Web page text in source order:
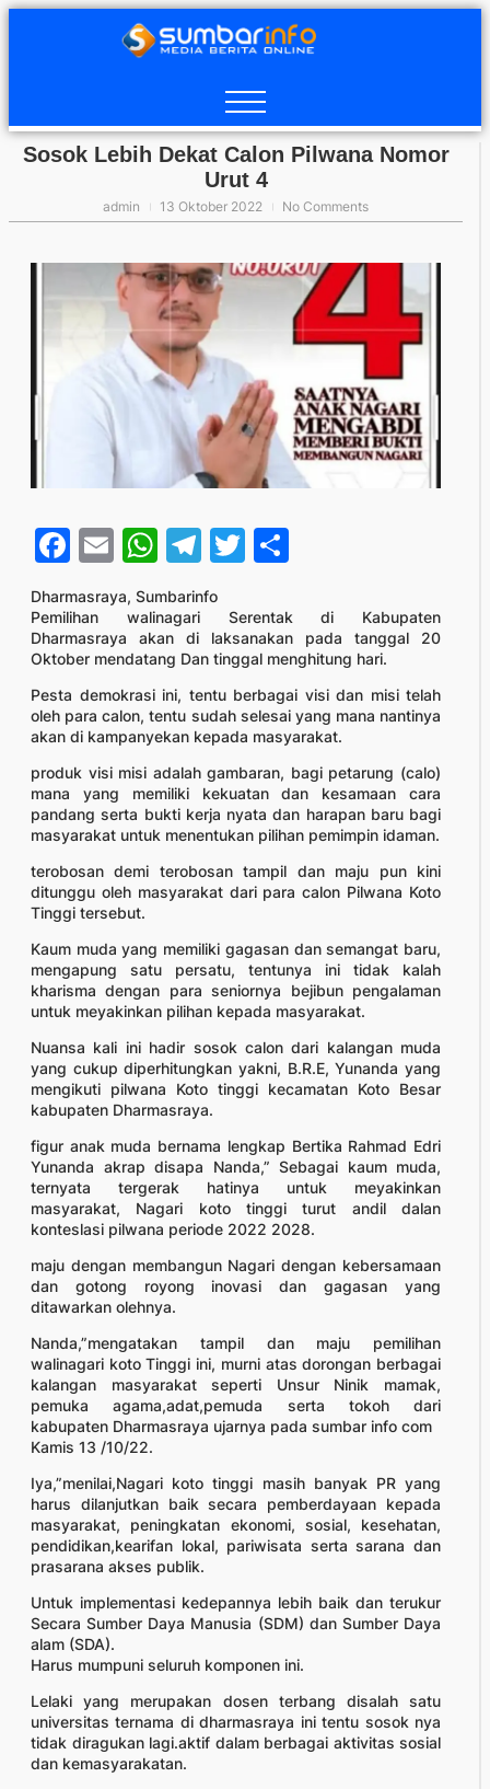
Sosok Lebih Dekat Calon Pilwana Nomor
Urut 4
admin 13 Oktober 2022 No Comments
Facebook
EmailWhatsApp
Telegram
Twitter
Dharmasraya, Sumbarinfo
Pemilihan walinagari Serentak di Kabupaten
Dharmasraya akan di laksanakan pada tanggal 20
Oktober mendatang Dan tinggal menghitung hari.
Pesta demokrasi ini, tentu berbagai visi dan misi telah
oleh para calon, tentu sudah selesai yang mana nantinya
akan di kampanyekan kepada masyarakat.
produk visi misi adalah gambaran, bagi petarung (calo)
mana yang memiliki kekuatan dan kesamaan cara
pandang serta bukti kerja nyata dan harapan baru bagi
masyarakat untuk menentukan pilihan pemimpin idaman.
terobosan demi terobosan tampil dan maju pun kini
ditunggu oleh masyarakat dari para calon Pilwana Koto
Tinggi tersebut.
Kaum muda yang memiliki gagasan dan semangat baru,
mengapung satu persatu, tentunya ini tidak kalah
kharisma dengan para seniornya bejibun pengalaman
untuk meyakinkan pilihan kepada masyarakat.
Nuansa kali ini hadir sosok calon dari kalangan muda
yang cukup diperhitungkan yakni, B.R.E, Yunanda yang
mengikuti pilwana Koto tinggi kecamatan Koto Besar
kabupaten Dharmasraya.
figur anak muda bernama lengkap Bertika Rahmad Edri
Yunanda akrap disapa Nanda,” Sebagai kaum muda,
ternyata tergerak hatinya untuk meyakinkan
masyarakat, Nagari koto tinggi turut andil dalan
konteslasi pilwana periode 2022 2028.
maju dengan membangun Nagari dengan kebersamaan
dan gotong royong inovasi dan gagasan yang
ditawarkan olehnya.
Nanda,”mengatakan tampil dan maju pemilihan
walinagari koto Tinggi ini, murni atas dorongan berbagai
kalangan masyarakat seperti Unsur Ninik mamak,
pemuka agama,adat,pemuda serta tokoh dari
kabupaten Dharmasraya ujarnya pada sumbar info com
Kamis 13 /10/22.
Iya,”menilai,Nagari koto tinggi masih banyak PR yang
harus dilanjutkan baik secara pemberdayaan kepada
masyarakat, peningkatan ekonomi, sosial, kesehatan,
pendidikan,kearifan lokal, pariwisata serta sarana dan
prasarana akses publik.
Untuk implementasi kedepannya lebih baik dan terukur
Secara Sumber Daya Manusia (SDM) dan Sumber Daya
alam (SDA).
Harus mumpuni seluruh komponen ini.
Lelaki yang merupakan dosen terbang disalah satu
universitas ternama di dharmasraya ini tentu sosok nya
tidak diragukan lagi.aktif dalam berbagai aktivitas sosial
dan kemasyarakatan.